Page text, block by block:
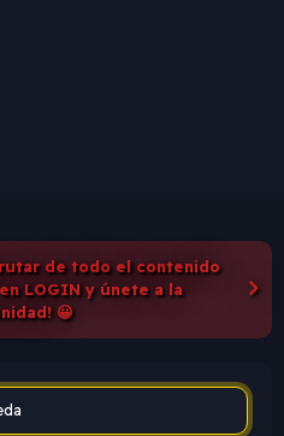
de todo el contenido
LOGIN y únete a la
😀